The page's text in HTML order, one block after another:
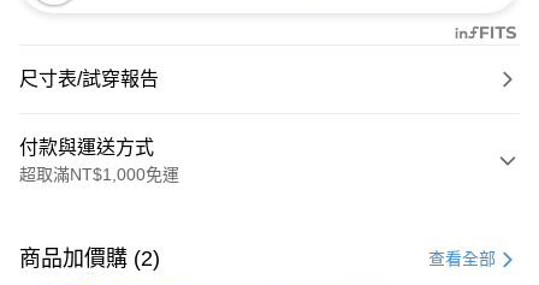
尺寸表/試穿報告
付款與運送方式
超取滿NT$1,000免運
信用卡一次付款
商品加價購 (2) 查看全部